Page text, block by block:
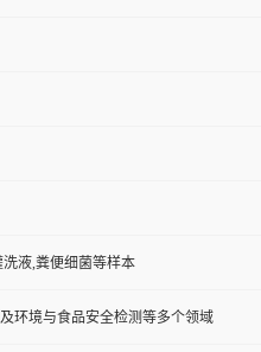
液,粪便细菌等样本
环境与食品安全检测等多个领域